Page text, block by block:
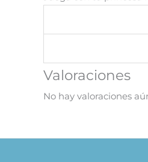
Valoraciones
No hay valoraciones